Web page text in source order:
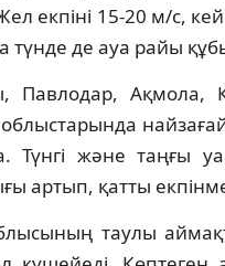
екпіні 15-20 м/с,
түнде де ауа райы
Павлодар, Ақмола,
облыстарында
Түнгі және таңғы
артып, қатты
таулы